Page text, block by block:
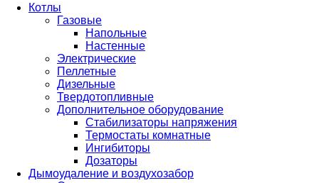
Котлы
Газовые
Напольные
Настенные
Электрические
Пеллетные
Дизельные
Твердотопливные
Дополнительное оборудование
Стабилизаторы напряжения
Термостаты комнатные
Ингибиторы
Дозаторы
Дымоудаление и воздухозабор